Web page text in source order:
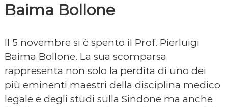
Baima Bollone
Il 5 novembre si è spento il Prof. Pierluigi
Baima Bollone. La sua scomparsa
rappresenta non solo la perdita di uno dei
più eminenti maestri della disciplina medico
legale e degli studi sulla Sindone ma anche